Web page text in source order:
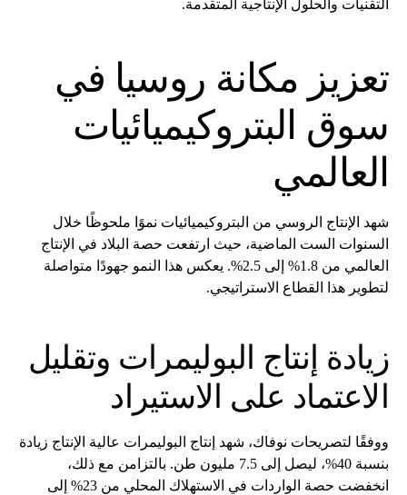
التقنيات والحلول الإنتاجية المتقدمة.
تعزيز مكانة روسيا في
سوق البتروكيميائيات
العالمي
شهد الإنتاج الروسي من البتروكيميائيات نموًا ملحوظًا خلال
السنوات الست الماضية، حيث ارتفعت حصة البلاد في الإنتاج
العالمي من 1.8% إلى 2.5%. يعكس هذا النمو جهودًا متواصلة
لتطوير هذا القطاع الاستراتيجي.
زيادة إنتاج البوليمرات وتقليل
الاعتماد على الاستيراد
ووفقًا لتصريحات نوفاك، شهد إنتاج البوليمرات عالية الإنتاج زيادة
بنسبة 40%، ليصل إلى 7.5 مليون طن. بالتزامن مع ذلك،
انخفضت حصة الواردات في الاستهلاك المحلي من 23% إلى